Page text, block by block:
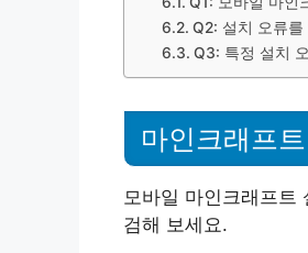
Q2: 설치 오류
Q3: 특정 설치
마인크래프
모바일 마인크래프트
검해 보세요.